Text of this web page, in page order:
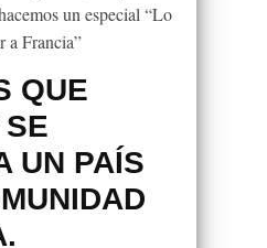
un especial “Lo
a Francia”
QUE
UN PAÍS